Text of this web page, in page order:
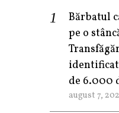
Bărbatul
pe o
de 6.000
august 7,